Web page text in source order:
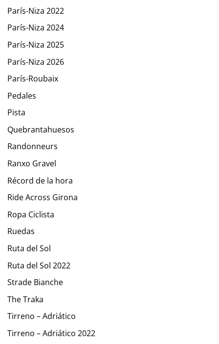
París-Niza 2022
París-Niza 2024
París-Niza 2025
París-Niza 2026
París-Roubaix
Pedales
Pista
Quebrantahuesos
Randonneurs
Ranxo Gravel
Récord de la hora
Ride Across Girona
Ropa Ciclista
Ruedas
Ruta del Sol
Ruta del Sol 2022
Strade Bianche
The Traka
Tirreno – Adriático
Tirreno – Adriático 2022